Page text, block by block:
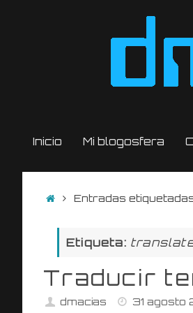
Inicio Mi blogosfera
InicioEntradas
Etiqueta:
Traducir
dmacias 31 agosto